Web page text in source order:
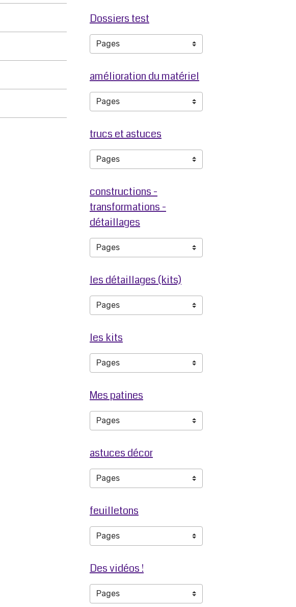
Dossiers test
amélioration du matériel
trucs et astuces
constructions -
transformations -
détaillages
les détaillages (kits)
les kits
Mes patines
astuces décor
feuilletons
Des vidéos !